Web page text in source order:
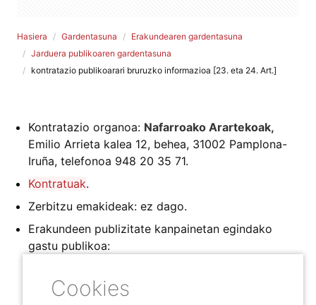
Hasiera Gardentasuna
Erakundearen gardentasuna
Jarduera publikoaren gardentasuna
kontratazio publikoarari bruruzko informazioa [23. eta 24. Art.]
Kontratazio organoa: Nafarroako Arartekoak,
Emilio Arrieta kalea 12, behea, 31002 Pamplona-
Iruña, telefonoa 948 20 35 71.
Kontratuak.
Zerbitzu emakideak: ez dago.
Erakundeen publizitate kanpainetan egindako
gastu publikoa:
2021eko Maiatza. Bitartekaritza-zerbitzuaren
iragarpena .